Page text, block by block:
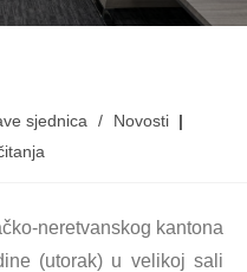
sjednica /
Novosti
neretvanskog kantona
(utorak) u velikoj sali